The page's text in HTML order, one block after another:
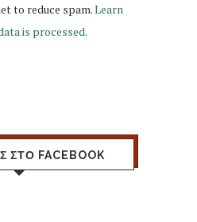
to reduce spam.Learn
is processed.
ΣΤΟ FACEBOOK